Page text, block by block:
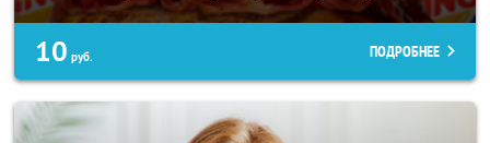
10 руб. ПОДРОБНЕЕ